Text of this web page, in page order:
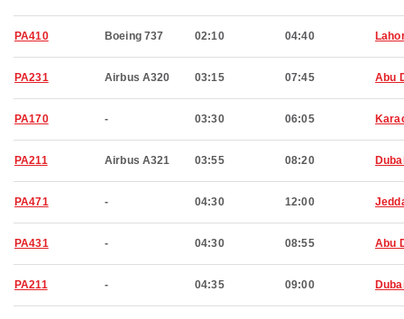
PA410 Boeing 737 02:10 04:40
PA231 Airbus A320 03:15 07:45 Abu
PA170 - 03:30 06:05
PA211 Airbus A321 03:55 08:20
PA471 - 04:30 12:00
PA431 - 04:30 08:55 Abu
PA211 - 04:35 09:00